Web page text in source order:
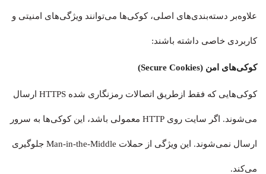
علاوه‌بر دسته‌بندی‌های اصلی، کوکی‌ها می‌توانند ویژگی‌های امنیتی و
کاربردی خاصی داشته باشند:
کوکی‌های امن (Secure Cookies)
کوکی‌هایی که فقط ازطریق اتصالات رمزنگاری شده HTTPS ارسال
می‌شوند. اگر سایت روی HTTP معمولی باشد، این کوکی‌ها به سرور
ارسال نمی‌شوند. این ویژگی از حملات Man-in-the-Middle جلوگیری
می‌کند.